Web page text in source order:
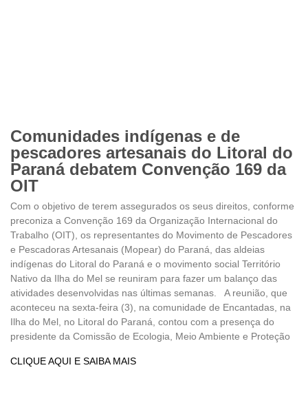
Comunidades indígenas e de
pescadores artesanais do Litoral do
Paraná debatem Convenção 169 da
OIT
Com o objetivo de terem assegurados os seus direitos, conforme
preconiza a Convenção 169 da Organização Internacional do
Trabalho (OIT), os representantes do Movimento de Pescadores
e Pescadoras Artesanais (Mopear) do Paraná, das aldeias
indígenas do Litoral do Paraná e o movimento social Território
Nativo da Ilha do Mel se reuniram para fazer um balanço das
atividades desenvolvidas nas últimas semanas. A reunião, que
aconteceu na sexta-feira (3), na comunidade de Encantadas, na
Ilha do Mel, no Litoral do Paraná, contou com a presença do
presidente da Comissão de Ecologia, Meio Ambiente e Proteção
CLIQUE AQUI E SAIBA MAIS